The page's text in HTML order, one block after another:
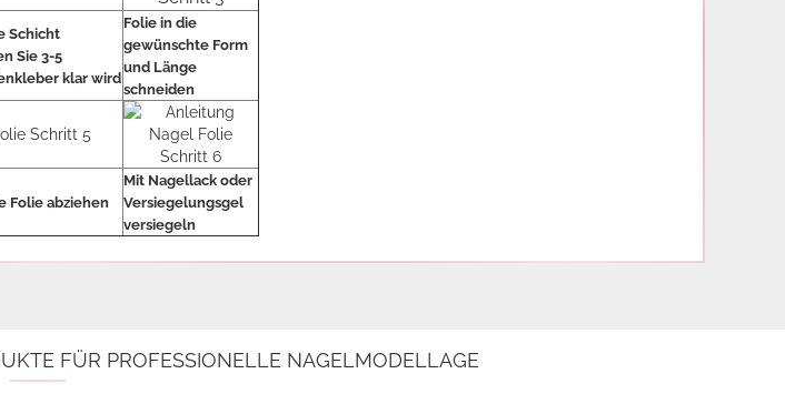
Schicht
Sie 3-5
klar wird
Folie in die
gewünschte Form
und Länge
schneiden
Folie abziehen
Mit Nagellack oder
Versiegelungsgel
versiegeln
FÜR PROFESSIONELLE NAGELMODELLAGE